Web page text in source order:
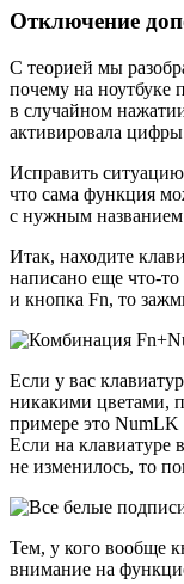
Отключение
С теорией мы
почему на ноутбуке
в случайном
активировала цифры
Исправить
что сама функция
с нужным
Итак, находите
написано еще что-
и кнопка Fn, то
Если у вас
никакими цветами,
примере это NumLK
Если на клавиатуре
не изменилось, то
Тем, у кого вообще
внимание на